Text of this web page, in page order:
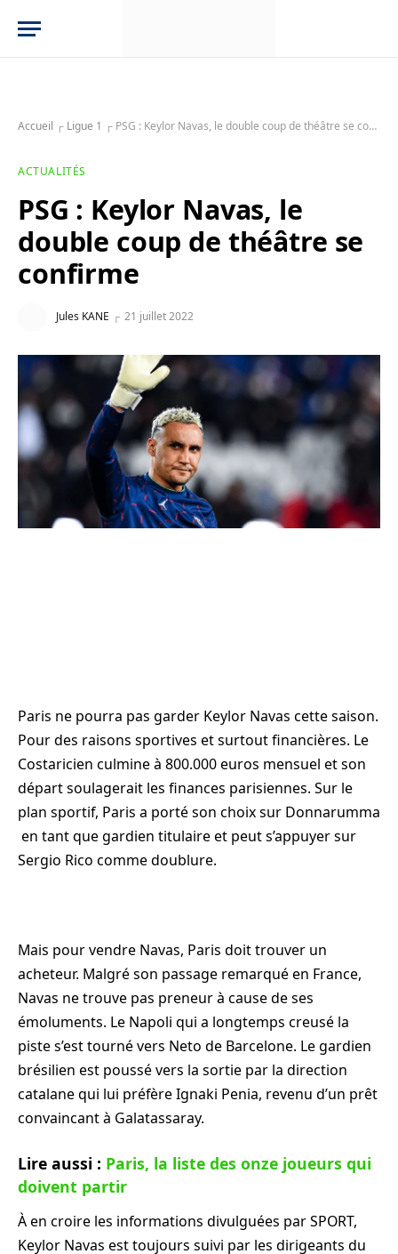
Accueil ┌ Ligue 1 ┌ PSG : Keylor Navas, le double coup de théâtre se confirme
ACTUALITÉS
PSG : Keylor Navas, le
double coup de théâtre se
confirme
Jules KANE 21 juillet 2022
Paris ne pourra pas garder Keylor Navas cette saison.
Pour des raisons sportives et surtout financières. Le
Costaricien culmine à 800.000 euros mensuel et son
départ soulagerait les finances parisiennes. Sur le
plan sportif, Paris a porté son choix sur Donnarumma
en tant que gardien titulaire et peut s’appuyer sur
Sergio Rico comme doublure.
Mais pour vendre Navas, Paris doit trouver un
acheteur. Malgré son passage remarqué en France,
Navas ne trouve pas preneur à cause de ses
émoluments. Le Napoli qui a longtemps creusé la
piste s’est tourné vers Neto de Barcelone. Le gardien
brésilien est poussé vers la sortie par la direction
catalane qui lui préfère Ignaki Penia, revenu d’un prêt
convaincant à Galatassaray.
Lire aussi : Paris, la liste des onze joueurs qui
doivent partir
À en croire les informations divulguées par SPORT,
Keylor Navas est toujours suivi par les dirigeants du